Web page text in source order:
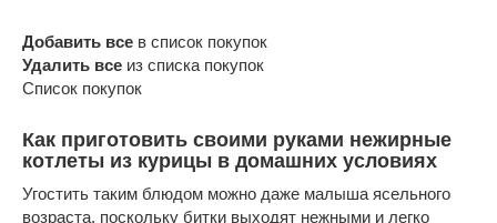
Добавить все в список покупок
Удалить все из списка покупок
Список покупок
Как приготовить своими руками нежирные
котлеты из курицы в домашних условиях
Угостить таким блюдом можно даже малыша ясельного
возраста, поскольку битки выходят нежными и легко